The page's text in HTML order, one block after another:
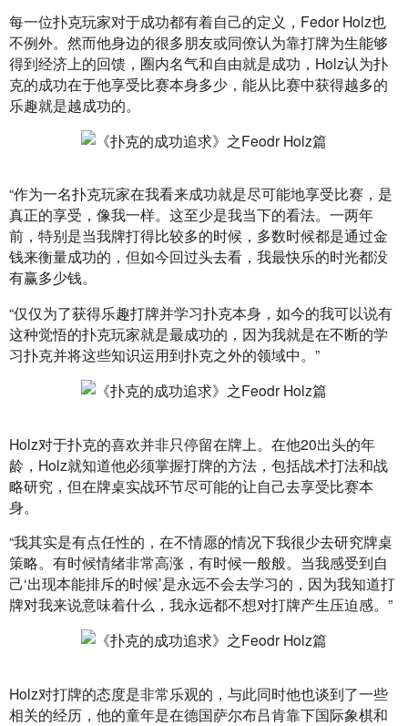
每一位扑克玩家对于成功都有着自己的定义，Fedor Holz也
不例外。然而他身边的很多朋友或同僚认为靠打牌为生能够
得到经济上的回馈，圈内名气和自由就是成功，Holz认为扑
克的成功在于他享受比赛本身多少，能从比赛中获得越多的
乐趣就是越成功的。
“作为一名扑克玩家在我看来成功就是尽可能地享受比赛，是
真正的享受，像我一样。这至少是我当下的看法。一两年
前，特别是当我牌打得比较多的时候，多数时候都是通过金
钱来衡量成功的，但如今回过头去看，我最快乐的时光都没
有赢多少钱。
“仅仅为了获得乐趣打牌并学习扑克本身，如今的我可以说有
这种觉悟的扑克玩家就是最成功的，因为我就是在不断的学
习扑克并将这些知识运用到扑克之外的领域中。”
Holz对于扑克的喜欢并非只停留在牌上。在他20出头的年
龄，Holz就知道他必须掌握打牌的方法，包括战术打法和战
略研究，但在牌桌实战环节尽可能的让自己去享受比赛本
身。
“我其实是有点任性的，在不情愿的情况下我很少去研究牌桌
策略。有时候情绪非常高涨，有时候一般般。当我感受到自
己‘出现本能排斥的时候’是永远不会去学习的，因为我知道打
牌对我来说意味着什么，我永远都不想对打牌产生压迫感。”
Holz对打牌的态度是非常乐观的，与此同时他也谈到了一些
相关的经历，他的童年是在德国萨尔布吕肯靠下国际象棋和